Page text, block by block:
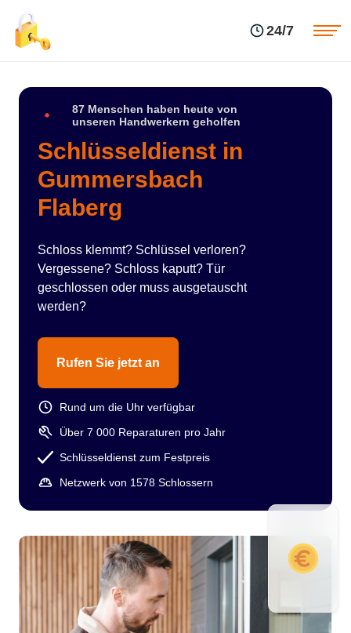
24/7
87 Menschen haben heute von
unseren Handwerkern geholfen
Schlüsseldienst in
Gummersbach
Flaberg
Schloss klemmt? Schlüssel verloren?
Vergessene? Schloss kaputt? Tür
geschlossen oder muss ausgetauscht
werden?
Rufen Sie jetzt an
Rund um die Uhr verfügbar
Über 7 000 Reparaturen pro Jahr
Schlüsseldienst zum Festpreis
Netzwerk von 1578 Schlossern